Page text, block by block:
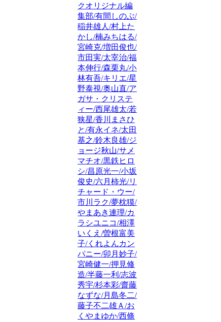
クオリジナル編
集部/有間しのぶ/
稲井雄人/村上た
かし/楠みちはる/
宮崎克/増田俊也/
市田実/太宰治/福
本伸行/森栗丸/小
林有吾/キリエ/星
野泰視/奥山直/ア
ガサ・クリステ
ィー/西尾雄太/若
狭星/香川まさひ
と/有永イネ/太田
基之/鈴木良雄/ジ
ョージ秋山/サメ
マチオ/黒鉄ヒロ
シ/昌原光一/小坂
俊史/六月柿光/リ
チャード・ウー/
市川ラク/夢枕獏/
やまあき連理/カ
ラシユニコ/相澤
いくえ/曽根富美
子/くれよんカン
パニー/卯月妙子/
宮崎健一/押見修
造/半藤一利/志波
秀宇/杉本彩/齋藤
なずな/月島冬二/
藤子不二雄Ａ/お
くやまゆか/西條